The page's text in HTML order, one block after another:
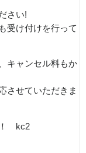
さい!
受け付けを行って
キャンセル料もか
させていただきま
！ kc2